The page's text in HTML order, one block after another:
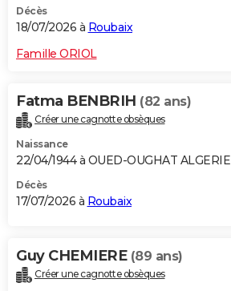
Décès
18/07/2026 à Roubaix
Famille ORIOL
Fatma BENBRIH (82 ans)
Créer une cagnotte obsèques
Naissance
22/04/1944 à OUED-OUGHAT ALGERIE
Décès
17/07/2026 à Roubaix
Guy CHEMIERE (89 ans)
Créer une cagnotte obsèques